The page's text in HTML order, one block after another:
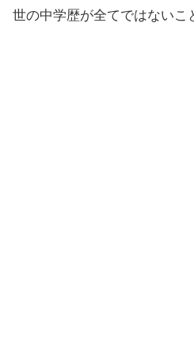
世の中学歴が全てではないこ